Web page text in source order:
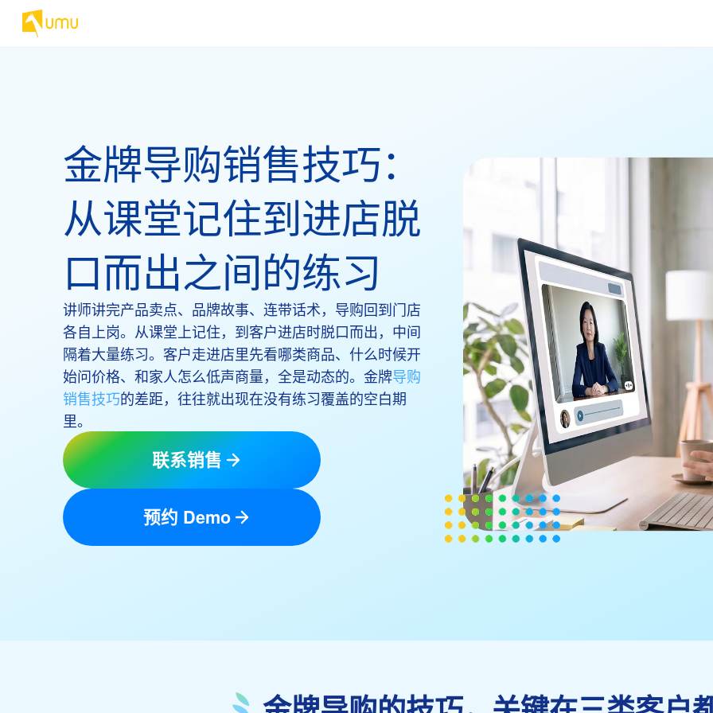
金牌导购销售技巧：
从课堂记住到进店脱
口而出之间的练习
讲师讲完产品卖点、品牌故事、连带话术，导购回到门店
各自上岗。从课堂上记住，到客户进店时脱口而出，中间
隔着大量练习。客户走进店里先看哪类商品、什么时候开
始问价格、和家人怎么低声商量，全是动态的。金牌导购
销售技巧的差距，往往就出现在没有练习覆盖的空白期
里。
联系销售
预约 Demo